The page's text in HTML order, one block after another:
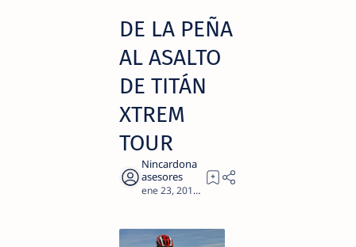
DE LA PEÑA
AL ASALTO
DE TITÁN
XTREM
TOUR